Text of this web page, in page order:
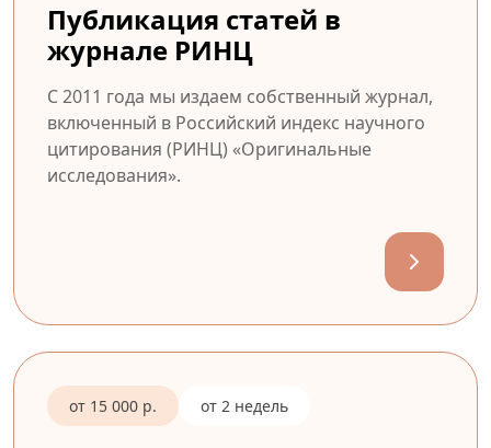
Публикация статей в
журнале РИНЦ
С 2011 года мы издаем собственный журнал,
включенный в Российский индекс научного
цитирования (РИНЦ) «Оригинальные
исследования».
от 15 000 р. от 2 недель